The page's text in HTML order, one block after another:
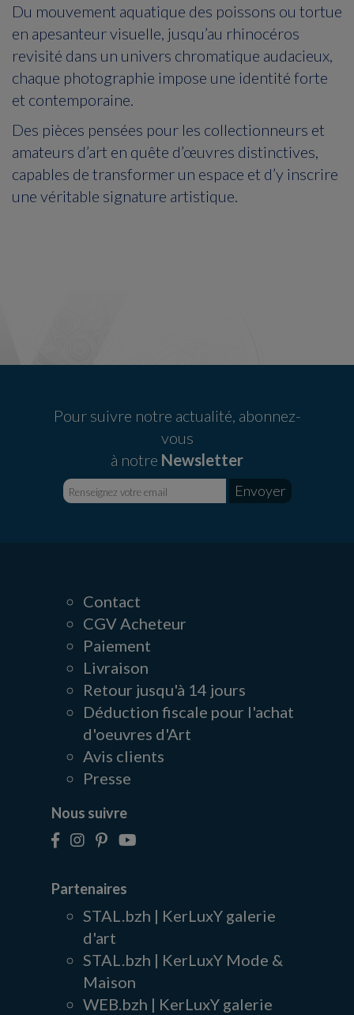
Du mouvement aquatique des poissons ou tortue
en apesanteur visuelle, jusqu’au rhinocéros
revisité dans un univers chromatique audacieux,
chaque photographie impose une identité forte
et contemporaine.
Des pièces pensées pour les collectionneurs et
amateurs d’art en quête d’œuvres distinctives,
capables de transformer un espace et d’y inscrire
une véritable signature artistique.
Pour suivre notre actualité, abonnez-
vous
à notre Newsletter
Contact
CGV Acheteur
Paiement
Livraison
Retour jusqu'à 14 jours
Déduction fiscale pour l'achat
d'oeuvres d'Art
Avis clients
Presse
Nous suivre
Partenaires
STAL.bzh | KerLuxY galerie
d'art
STAL.bzh | KerLuxY Mode &
Maison
WEB.bzh | KerLuxY galerie